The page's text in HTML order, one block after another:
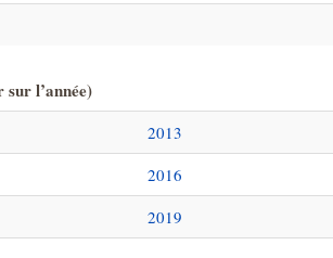
sur l’année)
2013
2016
2019